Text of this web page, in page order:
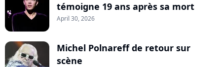
témoigne 19 ans après sa mort
April 30, 2026
Michel Polnareff de retour sur
scène